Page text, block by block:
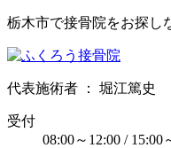
栃木市で接骨院をお探し
代表施術者 ： 堀江篤史
受付
08:00～12:00 / 15:00